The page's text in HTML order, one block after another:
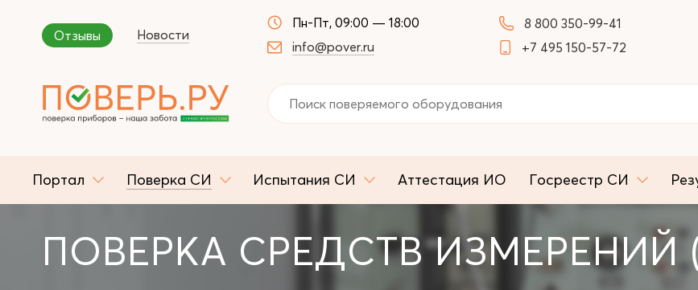
Отзывы Новости
Пн-Пт, 09:00 — 18:00
info@pover.ru
8 800 350-99-41
+7 495 150-57-72
Портал Поверка СИ Испытания СИ Аттестация ИО Госреестр СИ
ПОВЕРКА СРЕДСТВ ИЗМЕРЕНИЙ